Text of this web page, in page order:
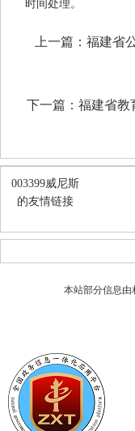
时间处理。
上一篇： 福建省
下一篇： 福建省教
003399威尼斯
的友情链接
本站部分信息由